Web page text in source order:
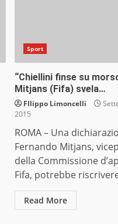
Sport
“Chiellini finse su
Mitjans (Fifa) svela…
FIlippo Limoncelli
2015
ROMA – Una
Fernando Mitjans,
della Commissione
Fifa, potrebbe
Read More